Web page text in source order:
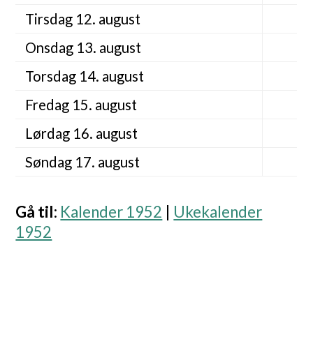
Tirsdag 12. august
Onsdag 13. august
Torsdag 14. august
Fredag 15. august
Lørdag 16. august
Søndag 17. august
Gå til: Kalender 1952
Ukekalender
1952